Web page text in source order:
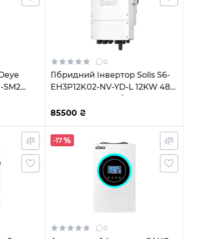
SM2
0
Гібридний інвертор Solis S6-
EH3P12K02-NV-YD-L 12KW 48V
2 MPPT Wi-Fi 220/380V
Трифазний
85500₴
-17
0